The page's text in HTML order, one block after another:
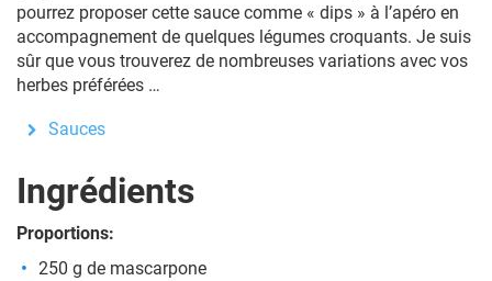
pourrez proposer cette sauce comme « dips » à l’apéro en
accompagnement de quelques légumes croquants. Je suis
sûr que vous trouverez de nombreuses variations avec vos
herbes préférées …
Sauces
Ingrédients
Proportions:
250 g de mascarpone